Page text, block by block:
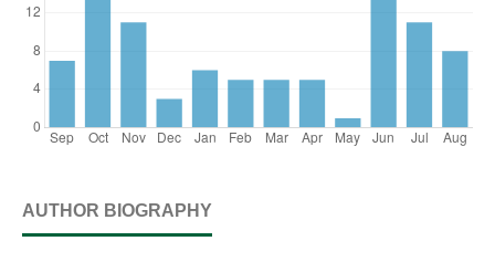
AUTHOR BIOGRAPHY